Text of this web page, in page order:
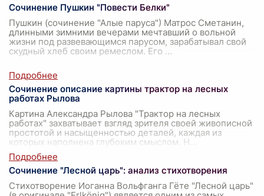
Сочинение Пушкин "Повести Белки"
Пушкин (сочинение "Алые паруса") Матрос Сметанин,
длинными зимними вечерами мечтавший о вольной
жизни под развевающимся парусом, зарабатывал свой
скудный хлеб своим ремеслом. Его ...
Сочинение описание картины трактор на лесных
работах Рылова
Картина Александра Рылова "Трактор на лесных
работах" захватывает взгляд зрителя своей живописной
простотой и насыщенностью деталей, каждая из
которых наполнена глубоким смыслом. Н
Сочинение "Лесной царь": анализ стихотворения
Стихотворение Иоганна Вольфганга Гёте "Лесной царь"